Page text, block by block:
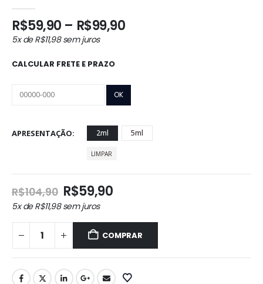
R$59,90 – R$99,90Faixa
R$99,90
5x deR$11,98sem juros
CALCULAR FRETE E PRAZO
APRESENTAÇÃO 2ml 5ml
LIMPAR
R$104,90 O
preço
original
era:
R$104,90.
R$59,90O
é:
R$59,90.
5x deR$11,98sem juros
COMPRAR